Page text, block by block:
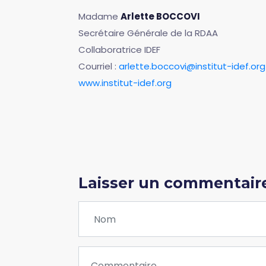
Madame Arlette BOCCOVI
Secrétaire Générale de la RDAA
Collaboratrice IDEF
Courriel : arlette.boccovi@institut-idef.org
www.institut-idef.org
Laisser un